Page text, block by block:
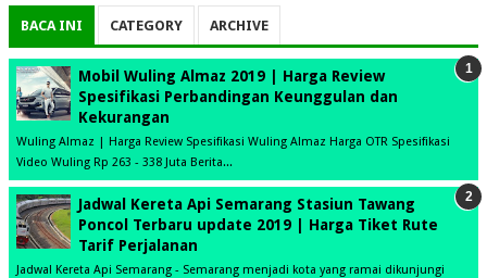
BACA INI CATEGORY ARCHIVE
Mobil Wuling Almaz 2019 | Harga Review
Spesifikasi Perbandingan Keunggulan dan
Kekurangan
Wuling Almaz | Harga Review Spesifikasi Wuling Almaz Harga OTR Spesifikasi
Video Wuling Rp 263 - 338 Juta Berita...
Jadwal Kereta Api Semarang Stasiun Tawang
Poncol Terbaru update 2019 | Harga Tiket Rute
Tarif Perjalanan
Jadwal Kereta Api Semarang - Semarang menjadi kota yang ramai dikunjungi